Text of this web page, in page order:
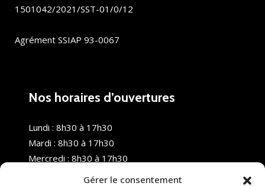
Gérer le consentement
1501042/2021/SST-01/0/12
Agrément SSIAP 93-0067
Nos horaires d’ouvertures
Lundi : 8h30 à 17h30
Mardi : 8h30 à 17h30
Mercredi : 8h30 à 17h30